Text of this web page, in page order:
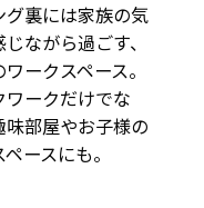
グ裏には家族の気
ながら過ごす、
ワークスペース。
ワークだけでな
味部屋やお子様の
ースにも。